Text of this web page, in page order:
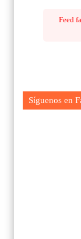
Feed
Síguenos en